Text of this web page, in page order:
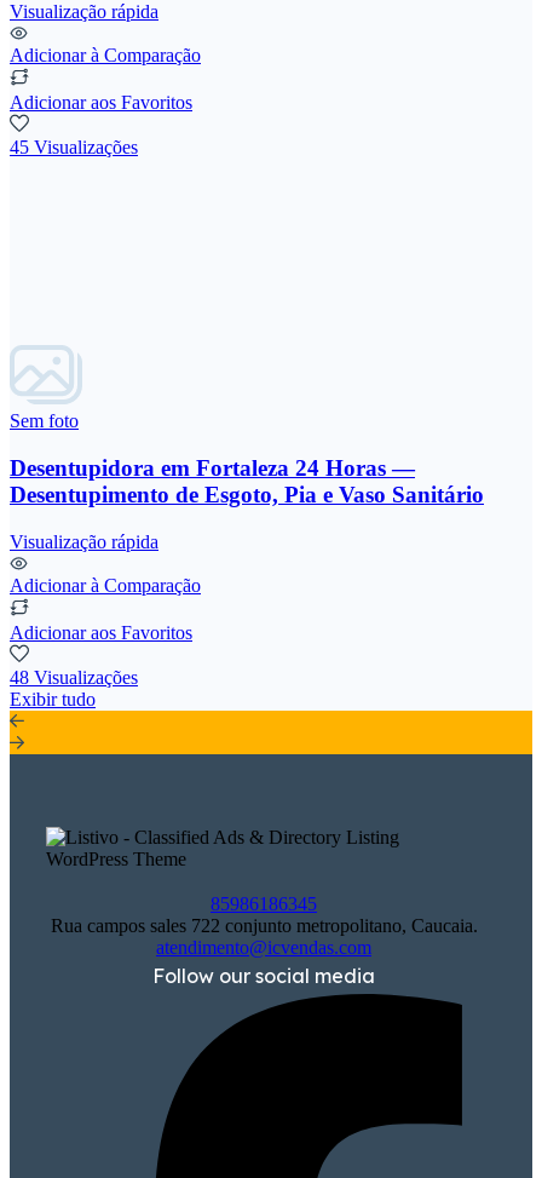
Visualização rápida
Adicionar à Comparação
Adicionar aos Favoritos
45 Visualizações
Sem foto
Desentupidora em Fortaleza 24 Horas —
Desentupimento de Esgoto, Pia e Vaso Sanitário
Visualização rápida
Adicionar à Comparação
Adicionar aos Favoritos
48 Visualizações
Exibir tudo
85986186345
Rua campos sales 722 conjunto metropolitano, Caucaia.
atendimento@icvendas.com
Follow our social media